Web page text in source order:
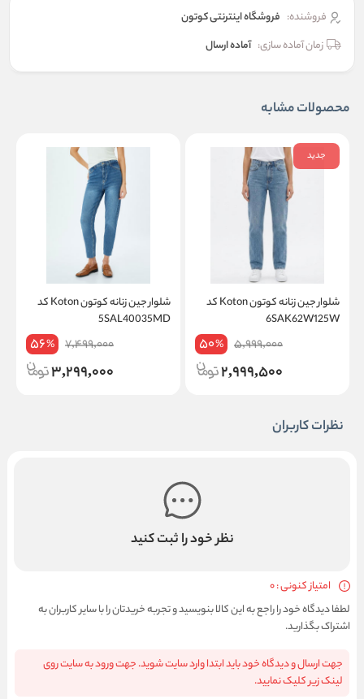
فروشنده: فروشگاه اینترنتی کوتون
زمان آماده سازی: آماده ارسال
محصولات مشابه
جدید
شلوار جین زنانه کوتون Koton کد
6SAK62W125W
5,999,000
50%
2,999,500
شلوار جین زنانه کوتون Koton کد
5SAL40035MD
7,499,000
56%
3,299,000
نظرات کاربران
نظر خود را ثبت کنید
امتیاز کنونی : 0
لطفا دیدگاه خود را راجع به این کالا بنویسید و تجربه خریدتان را با سایر کاربران به
اشتراک بگذارید.
جهت ارسال و دیدگاه خود باید ابتدا وارد سایت شوید. جهت ورود به سایت روی
لینک زیر کلیک نمایید.